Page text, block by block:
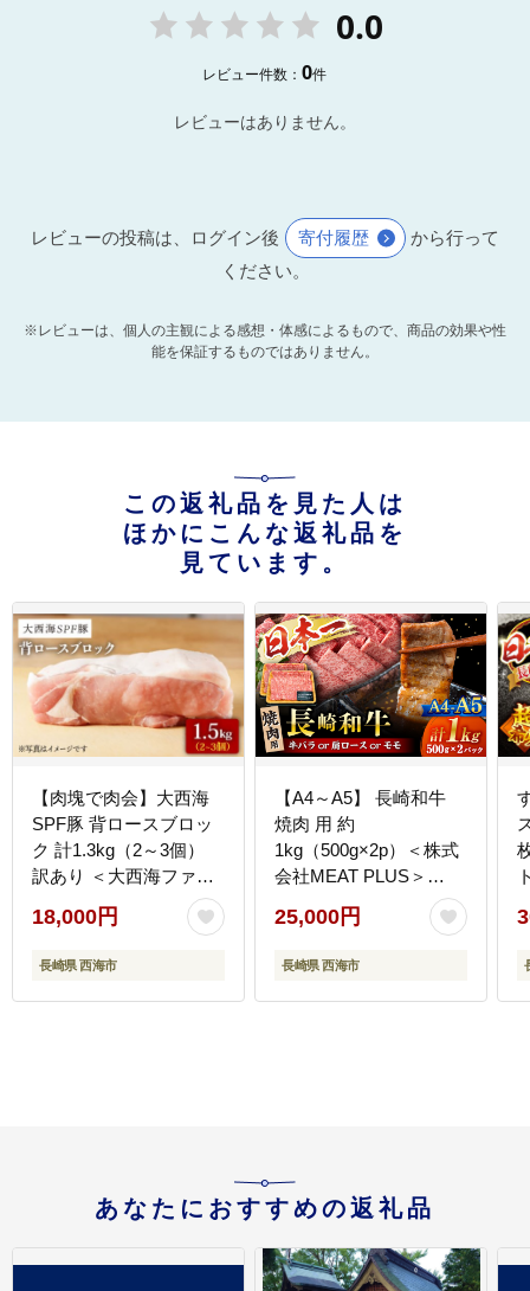
0.0
レビュー件数：0件
レビューはありません。
レビューの投稿は、ログイン後 寄付履歴
から行って
ください。
※レビューは、個人の主観による感想・体感によるもので、商品の効果や性
能を保証するものではありません。
この返礼品を見た人は
ほかにこんな返礼品を
見ています。
【肉塊で肉会】大西海
SPF豚 背ロースブロッ
ク 計1.3kg（2～3個）
訳あり ＜大西海ファー
ム＞ [CCY027] 豚肉
18,000円
長崎県 西海市
【A4～A5】 長崎和牛
焼肉 用 約
1kg（500g×2p）＜株式
会社MEAT PLUS＞
[CFT002] 牛肉
25,000円
長崎県 西海市
あなたにおすすめの返礼品